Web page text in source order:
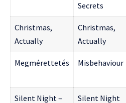
Secrets
Christmas,
Actually
Christmas,
Actually
Megmérettetés Misbehaviour
Silent Night –
Silent Night